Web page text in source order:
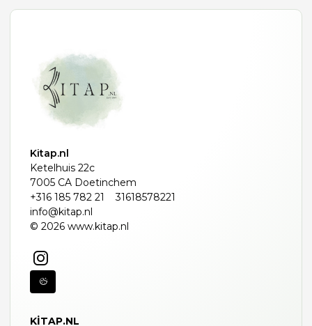
Kitap.nl
Ketelhuis 22c
7005 CA Doetinchem
+316 185 782 21
31618578221
info@kitap.nl
© 2026 www.kitap.nl
KITAP.NL